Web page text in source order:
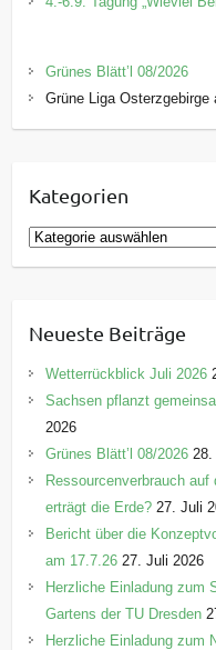
Grünes Blätt’l 08/2026
Grüne Liga Osterzgebirge
Kategorien
K
a
g
o
r
e
n
Neueste Beiträge
Wetterrückblick Juli 2026
Sachsen pflanzt
2026
Grünes Blätt’l 08/2026
Ressourcenverbrauch
erträgt die Erde? 27. Juli
Bericht über die
am 17.7.26 27. Juli 2026
Herzliche Einladung zum
Gartens der TU Dresden
Herzliche Einladung zum